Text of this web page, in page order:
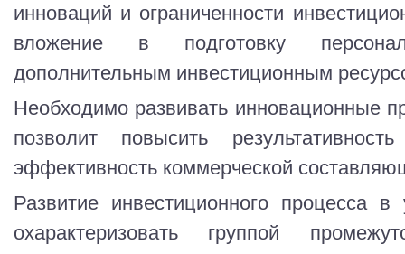
инноваций и ограниченности
вложение в подготовку
дополнительным инвестиционным
Необходимо развивать инновационные
позволит повысить
эффективность коммерческой
Развитие инвестиционного процесса
охарактеризовать группой